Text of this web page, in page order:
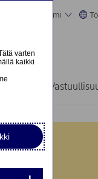
Suomi
varten
kaikki